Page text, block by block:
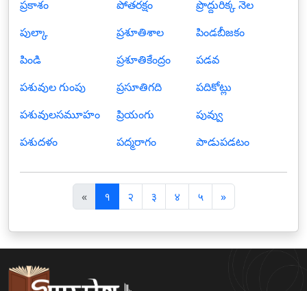
ప్రకాశం
పుల్కా
పిండి
పశువుల గుంపు
పశువులసమూహం
పశుదళం
పోతరక్షం
ప్రశూతిశాల
ప్రశూతికేంద్రం
ప్రసూతిగది
ప్రియంగు
పద్మరాగం
ప్రొద్దురిక్క నెల
పిండబీజకం
పడవ
పదికోట్లు
పువ్వు
పాడుపడటం
«पि
छ
ला
१ २ ३ ४ ५ »अ
ग
ला